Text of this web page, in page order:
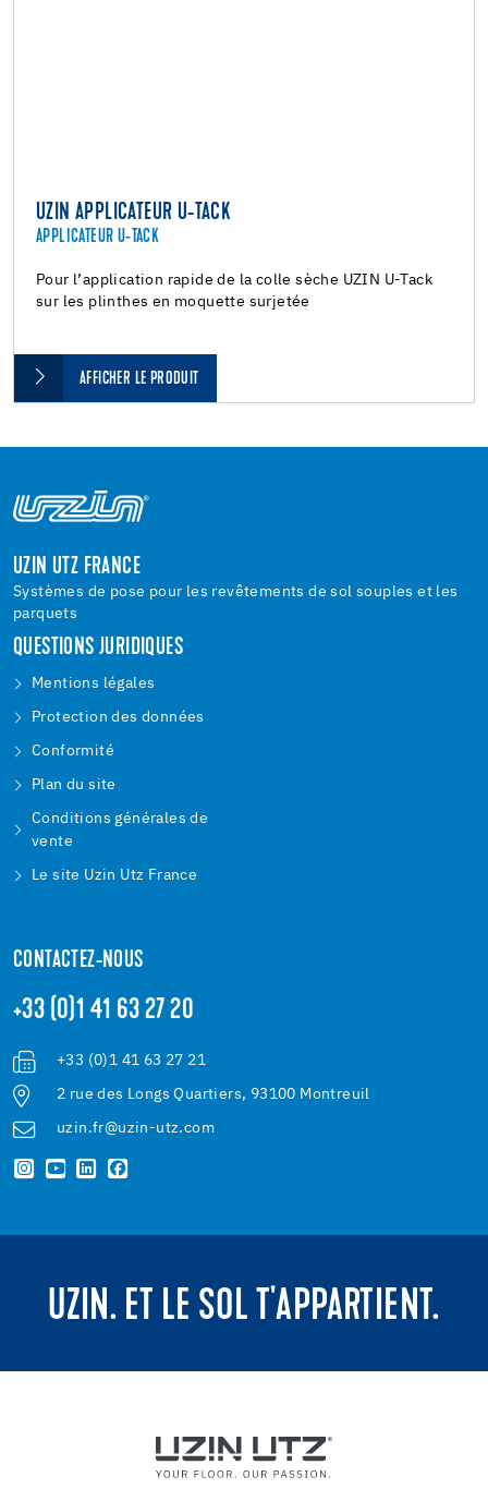
UZIN APPLICATEUR U-TACK
APPLICATEUR U-TACK
Pour l’application rapide de la colle sèche UZIN U-Tack
sur les plinthes en moquette surjetée
AFFICHER LE PRODUIT
UZIN UTZ FRANCE
Systèmes de pose pour les revêtements de sol souples et les
parquets
QUESTIONS JURIDIQUES
Mentions légales
Protection des données
Conformité
Plan du site
Conditions générales de
vente
Le site Uzin Utz France
CONTACTEZ-NOUS
+33 (0)1 41 63 27 20
+33 (0)1 41 63 27 21
2 rue des Longs Quartiers, 93100 Montreuil
uzin.fr@uzin-utz.com
UZIN. ET LE SOL T'APPARTIENT.